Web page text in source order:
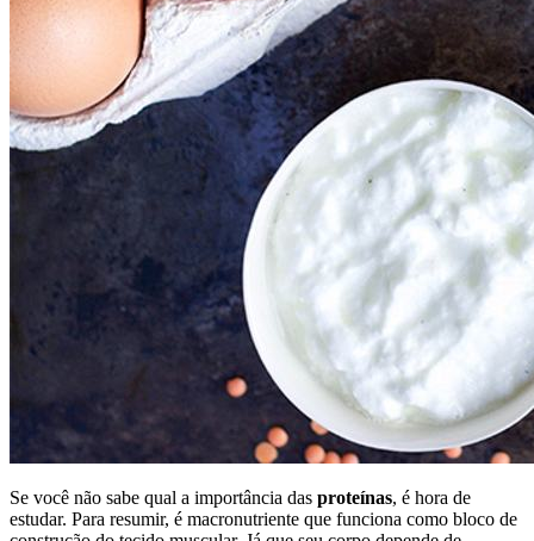
Se você não sabe qual a importância das proteínas, é hora de
estudar. Para resumir, é macronutriente que funciona como bloco de